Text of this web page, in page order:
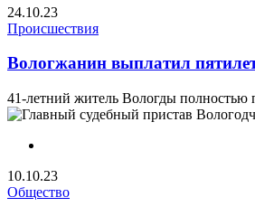
24.10.23
Происшествия
Вологжанин выплатил
41-летний житель Вологды полностью
10.10.23
Общество